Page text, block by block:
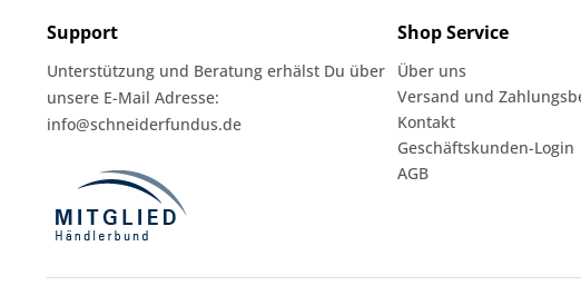
Support
Unterstützung und Beratung erhälst Du über
unsere E-Mail Adresse:
info@schneiderfundus.de
Shop Service
Über uns
Versand und
Kontakt
Geschäftskunden-Login
AGB